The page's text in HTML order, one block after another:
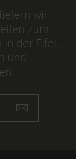
wir
zum
der Eifel,
und